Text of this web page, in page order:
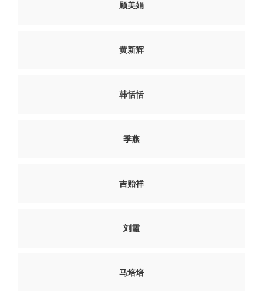
顾美娟
黄新辉
韩恬恬
季燕
吉贻祥
刘霞
马培培